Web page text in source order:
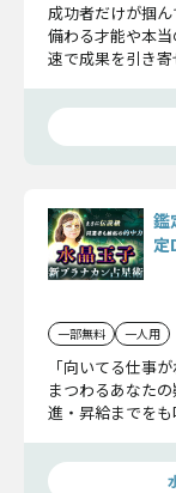
成功者だけが掴
備わる才能や本
速で成果を引き寄
鑑
定
一部無料 一人用
「向いてる仕事
まつわるあなた
進・昇給までを
ださい。